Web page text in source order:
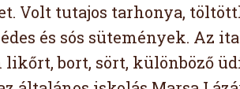
Volt tutajos tarhonya,
és sós sütemények. Az
bort, sört, különböző